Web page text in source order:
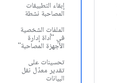
إبقاء التطبيقات
المصاحبة نشطة
الملفات الشخصية
في "أداة إدارة
الأجهزة المصاحبة"
تحسينات على
تقدير معدّل نقل
البيانات